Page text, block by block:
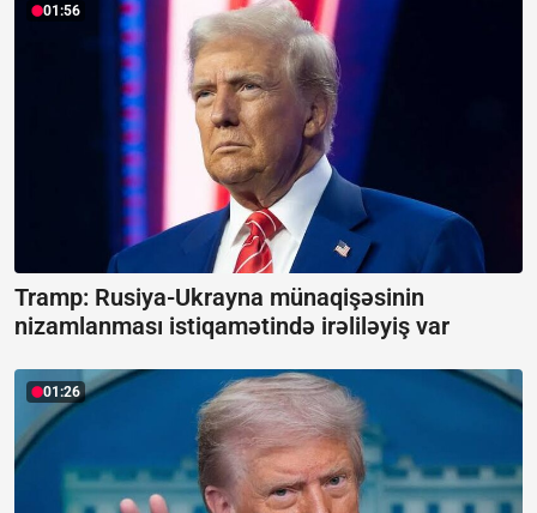
01:56
Tramp: Rusiya-Ukrayna münaqişəsinin
nizamlanması istiqamətində irəliləyiş var
01:26